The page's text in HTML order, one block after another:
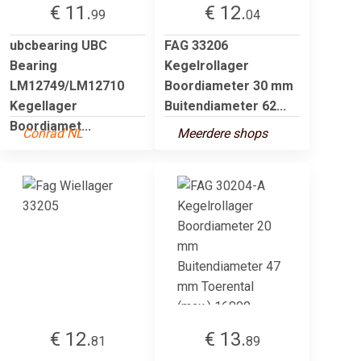
€ 11.99
ubcbearing UBC
Bearing
LM12749/LM12710
Kegellager
Boordiamet...
Conrad NL
€ 12.04
FAG 33206
Kegelrollager
Boordiameter 30 mm
Buitendiameter 62...
Meerdere shops
€ 12.81 € 13.89